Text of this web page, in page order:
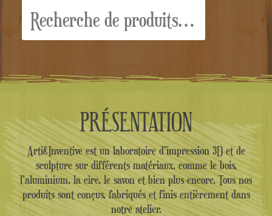
pour :
PRÉSENTATION
Arti&Inventive est un laboratoire d'impression 3D et de
sculpture sur différents matériaux, comme le bois,
l'aluminium, la cire, le savon et bien plus encore. Tous nos
produits sont conçus, fabriqués et finis entièrement dans
notre atelier.